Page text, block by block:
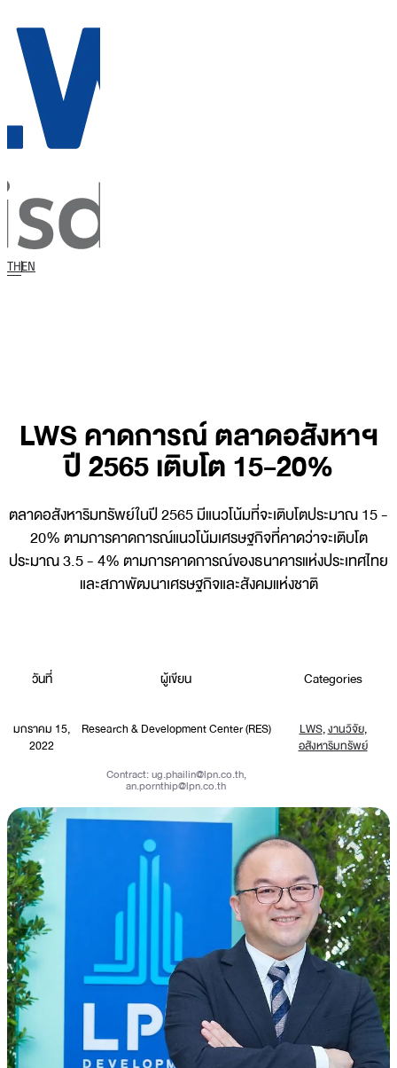
THEN
LWS คาดการณ์ ตลาดอสังหาฯ
ปี 2565 เติบโต 15-20%
ตลาดอสังหาริมทรัพย์ในปี 2565 มีแนวโน้มที่จะเติบโตประมาณ 15 -
20% ตามการคาดการณ์แนวโน้มเศรษฐกิจที่คาดว่าจะเติบโต
ประมาณ 3.5 - 4% ตามการคาดการณ์ของธนาคารแห่งประเทศไทย
และสภาพัฒนาเศรษฐกิจและสังคมแห่งชาติ
วันที่
มกราคม 15,
2022
ผู้เขียน
Research & Development Center (RES)
Contract:ug.phailin@lpn.co.th,
an.pornthip@lpn.co.th
Categories
LWS,งานวิจัย,
อสังหาริมทรัพย์